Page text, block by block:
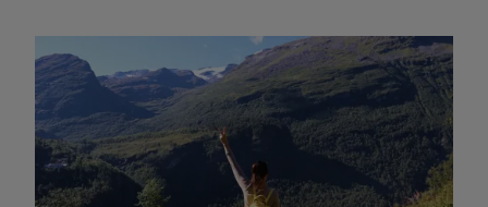
Les mer